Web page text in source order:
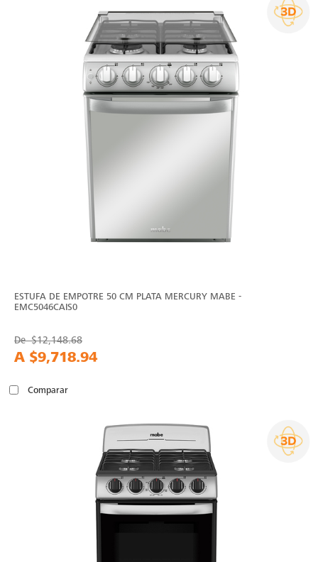
ESTUFA DE EMPOTRE 50 CM PLATA MERCURY MABE -
EMC5046CAIS0
De$12,148.68
A $9,718.94
Comparar